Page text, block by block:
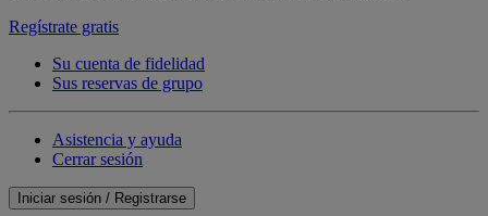
Regístrate gratis
Su cuenta de fidelidad
Sus reservas de grupo
Asistencia y ayuda
Cerrar sesión
Iniciar sesión / Registrarse